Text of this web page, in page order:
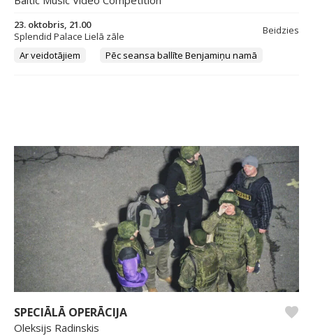
23. oktobris, 21.00
Splendid Palace Lielā zāle
Beidzies
Ar veidotājiem
Pēc seansa ballīte Benjamiņu namā
SPECIĀLĀ OPERĀCIJA
Oleksijs Radinskis